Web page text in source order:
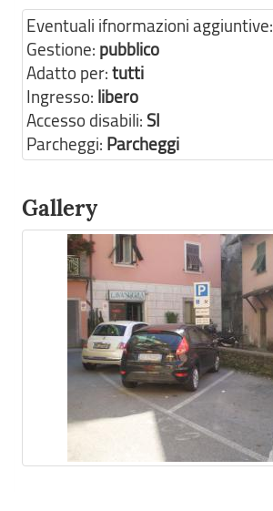
Eventuali ifnormazioni aggiuntive:
Gestione: pubblico
Adatto per:tutti
Ingresso: libero
Accesso disabili: SI
Parcheggi: Parcheggi
Gallery